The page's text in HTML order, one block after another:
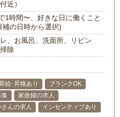
近）
1時間〜、好きな日に働くこと
の日時から選択)
、お風呂、洗面所、リビン
除
給･昇格あり
ブランクOK
集
家政婦の求人
んの求人 インセンティブあり